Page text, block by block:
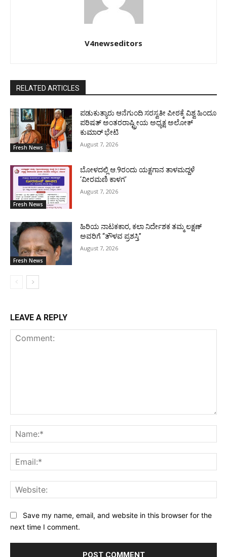
V4newseditors
RELATED ARTICLES
Fresh News
ಪಡುಕುತ್ಯಾರು ಆನೆಗುಂದಿ ಸರಸ್ವತೀ ಪೀಠಕ್ಕೆ ವಿಶ್ವ ಹಿಂದೂ
ಪರಿಷತ್ ಅಂತರರಾಷ್ಟ್ರೀಯ ಅಧ್ಯಕ್ಷ ಅಲೋಕ್
ಕುಮಾರ್ ಭೇಟಿ
August 7, 2026
Fresh News
ಬೋಳದಲ್ಲಿ ಆ.9ರಂದು ಯಕ್ಷಗಾನ ತಾಳಮದ್ದಳೆ
‘ವೀರಮಣಿ ಕಾಳಗ’
August 7, 2026
Fresh News
ಹಿರಿಯ ನಾಟಕಕಾರ, ಕಲಾ ನಿರ್ದೇಶಕ ತಮ್ಮ ಲಕ್ಷಣ್
ಅವರಿಗೆ “ತೌಳವ ಪ್ರಶಸ್ತಿ”
August 7, 2026
LEAVE A REPLY
Save my name, email, and website in this browser for the
next time I comment.